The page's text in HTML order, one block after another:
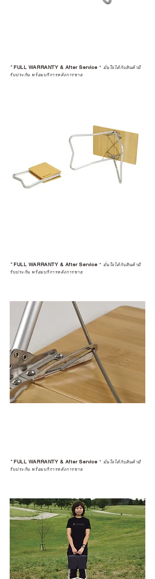
*FULL WARRANTY & After Service * มั่นใจได้กับสินค้ามี
รับประกัน พร้อมบริการหลังการขาย
*FULL WARRANTY & After Service * มั่นใจได้กับสินค้ามี
รับประกัน พร้อมบริการหลังการขาย
*FULL WARRANTY & After Service * มั่นใจได้กับสินค้ามี
รับประกัน พร้อมบริการหลังการขาย